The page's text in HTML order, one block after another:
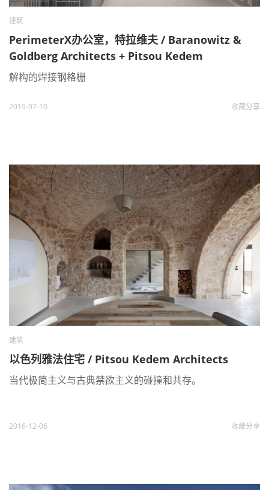
建筑
PerimeterX办公室，特拉维夫 / Baranowitz &
Goldberg Architects + Pitsou Kedem
Architects
解构的焊接钢格栅
2019-07-10 收藏分享
建筑
以色列雅法住宅 / Pitsou Kedem Architects
当代极简主义与古典禁欲主义的碰撞和共存。
2016-12-06 收藏分享